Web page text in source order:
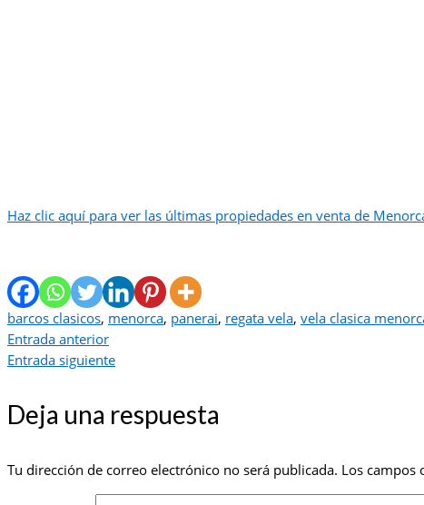
Haz clic aquí para ver las últimas propiedades en venta de
barcos clasicos, menorca, panerai, regata vela, vela clasica
Entrada anterior
Entrada siguiente
Deja una respuesta
Tu dirección de correo electrónico no será publicada. Los campos